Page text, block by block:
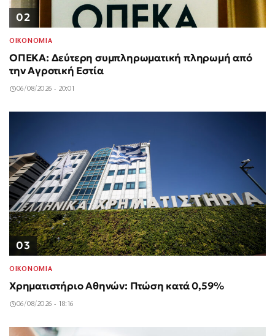
02
ΟΙΚΟΝΟΜΙΑ
ΟΠΕΚΑ: Δεύτερη συμπληρωματική πληρωμή από
την Αγροτική Εστία
06/08/2026 - 20:01
03
ΟΙΚΟΝΟΜΙΑ
Χρηματιστήριο Αθηνών: Πτώση κατά 0,59%
06/08/2026 - 18:16